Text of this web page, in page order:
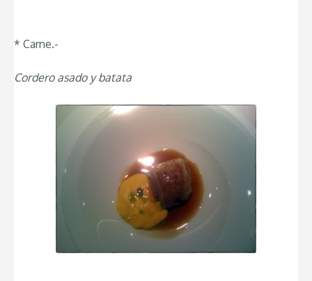
* Carne.-
Cordero asado y batata